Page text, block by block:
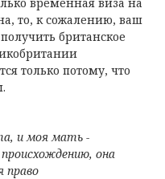
то, к сожалению, ваш
британское
только потому, что
и моя мать -
она
право